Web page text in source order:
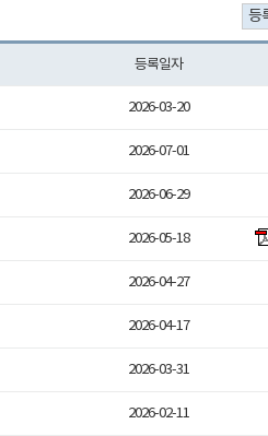
등록일자
2026-03-20
2026-07-01
2026-06-29
2026-05-18
2026-04-27
2026-04-17
2026-03-31
2026-02-11